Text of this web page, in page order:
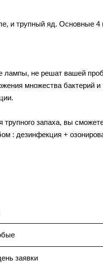
и трупный яд. Основные
не решат вашей
множества бактерий
запаха, вы
дезинфекция +
заявки